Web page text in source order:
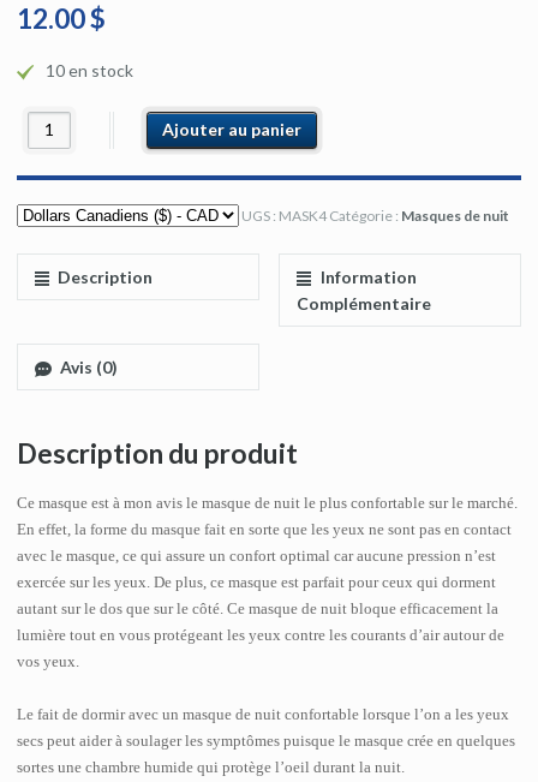
12.00 $
10 en stock
Ajouter au panier
UGS : MASK4 Catégorie : Masques de nuit
Description
Information
Complémentaire
Avis (0)
Description du produit
Ce masque est à mon avis le masque de nuit le plus confortable sur le marché.
En effet, la forme du masque fait en sorte que les yeux ne sont pas en contact
avec le masque, ce qui assure un confort optimal car aucune pression n’est
exercée sur les yeux. De plus, ce masque est parfait pour ceux qui dorment
autant sur le dos que sur le côté. Ce masque de nuit bloque efficacement la
lumière tout en vous protégeant les yeux contre les courants d’air autour de
vos yeux.
Le fait de dormir avec un masque de nuit confortable lorsque l’on a les yeux
secs peut aider à soulager les symptômes puisque le masque crée en quelques
sortes une chambre humide qui protège l’oeil durant la nuit.